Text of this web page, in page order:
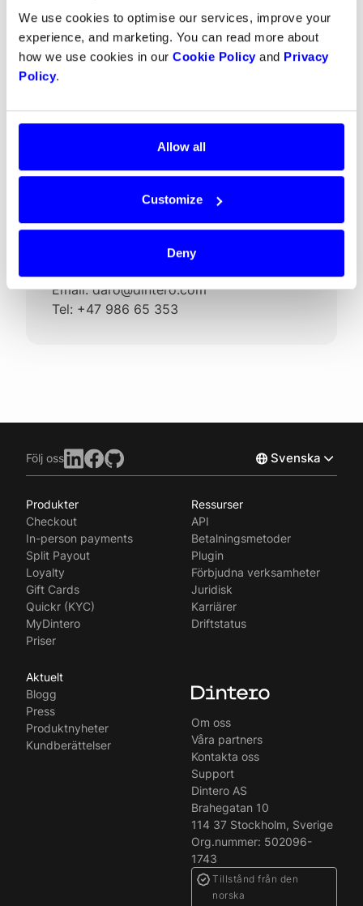
We use cookies to optimise our services, improve your
experience, and marketing. You can read more about
how we use cookies in our Cookie Policy and Privacy
Policy.
Allow all
Customize
Deny
leverera innovativa betallösningar för
butiker och marknadsplatser. Med ett
åtagande att vara konkurrensledande och
erbjuda avancerade teknologier som Split
Payout och nätverkstokenisering, strävar
Dintero efter att stärka företag med
flexibel, säker och effektiv
betalningshantering.
Mediekontakt
Email: daro@dintero.com
Tel: +47 986 65 353
Följ oss Svenska
English
Produkter
Checkout
In-person payments
Split Payout
Loyalty
Gift Cards
Quickr (KYC)
MyDintero
Priser
Ressurser
API
Betalningsmetoder
Plugin
Förbjudna verksamheter
Juridisk
Karriärer
Driftstatus
Aktuelt
Blogg
Press
Produktnyheter
Kundberättelser
Om oss
Våra partners
Kontakta oss
Support
Dintero AS
Brahegatan 10
114 37 Stockholm, Sverige
Org.nummer: 502096-
1743
Tillstånd från den
norska